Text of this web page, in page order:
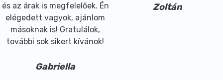
és az árak is megfelelőek. Én
elégedett vagyok, ajánlom
másoknak is! Gratulálok,
további sok sikert kívánok!
Gabriella
Zoltán